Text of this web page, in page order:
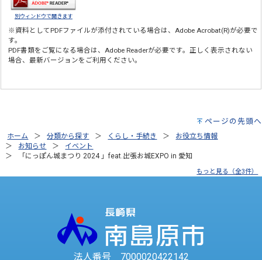
別ウィンドウで開きます
※資料としてPDFファイルが添付されている場合は、Adobe Acrobat(R)が必要で
す。
PDF書類をご覧になる場合は、Adobe Readerが必要です。正しく表示されない
場合、最新バージョンをご利用ください。
ページの先頭へ
ホーム 分類から探す くらし・手続き
お役立ち情報
お知らせ
イベント
「にっぽん城まつり 2024 」feat.出張お城EXPO in 愛知
もっと見る（全3件）
法人番号 7000020422142